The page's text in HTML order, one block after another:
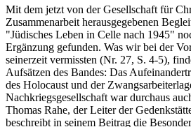
Mit dem jetzt von der Gesellschaft für
Zusammenarbeit herausgegebenen
"Jüdisches Leben in Celle nach 1945"
Ergänzung gefunden. Was wir bei der
seinerzeit vermissten (Nr. 27, S. 4-5),
Aufsätzen des Bandes: Das
des Holocaust und der
Nachkriegsgesellschaft war durchaus
Thomas Rahe, der Leiter der
beschreibt in seinem Beitrag die